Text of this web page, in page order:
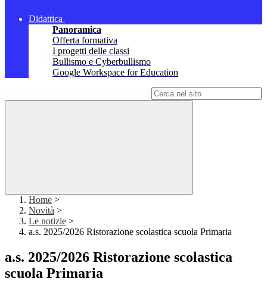
Didattica
Panoramica
Offerta formativa
I progetti delle classi
Bullismo e Cyberbullismo
Google Workspace for Education
Home >
Novità >
Le notizie >
a.s. 2025/2026 Ristorazione scolastica scuola Primaria
a.s. 2025/2026 Ristorazione scolastica
scuola Primaria